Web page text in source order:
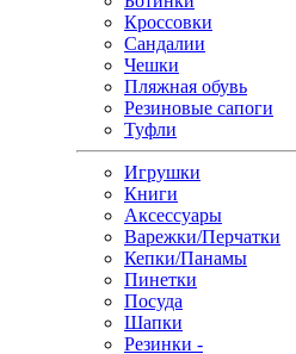
Кроссовки
Сандалии
Чешки
Пляжная обувь
Резиновые сапоги
Туфли
Игрушки
Книги
Аксессуары
Варежки/Перчатки
Кепки/Панамы
Пинетки
Посуда
Шапки
Резинки -